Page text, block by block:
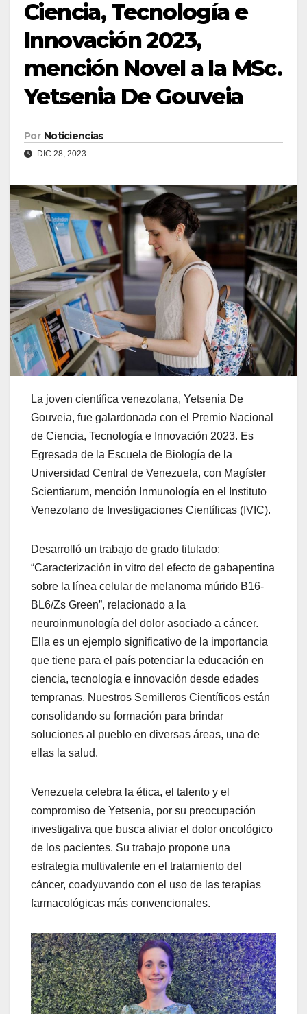
Ciencia, Tecnología e
Innovación 2023,
mención Novel a la MSc.
Yetsenia De Gouveia
Por Noticiencias
DIC 28, 2023
La joven científica venezolana, Yetsenia De
Gouveia, fue galardonada con el Premio Nacional
de Ciencia, Tecnología e Innovación 2023. Es
Egresada de la Escuela de Biología de la
Universidad Central de Venezuela, con Magíster
Scientiarum, mención Inmunología en el Instituto
Venezolano de Investigaciones Científicas (IVIC).
Desarrolló un trabajo de grado titulado:
“Caracterización in vitro del efecto de gabapentina
sobre la línea celular de melanoma múrido B16-
BL6/Zs Green”, relacionado a la
neuroinmunología del dolor asociado a cáncer.
Ella es un ejemplo significativo de la importancia
que tiene para el país potenciar la educación en
ciencia, tecnología e innovación desde edades
tempranas. Nuestros Semilleros Científicos están
consolidando su formación para brindar
soluciones al pueblo en diversas áreas, una de
ellas la salud.
Venezuela celebra la ética, el talento y el
compromiso de Yetsenia, por su preocupación
investigativa que busca aliviar el dolor oncológico
de los pacientes. Su trabajo propone una
estrategia multivalente en el tratamiento del
cáncer, coadyuvando con el uso de las terapias
farmacológicas más convencionales.